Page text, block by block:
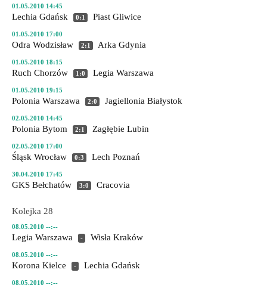
01.05.2010 14:45
Lechia Gdańsk 0:1 Piast Gliwice
01.05.2010 17:00
Odra Wodzisław 2:1 Arka Gdynia
01.05.2010 18:15
Ruch Chorzów 1:0 Legia Warszawa
01.05.2010 19:15
Polonia Warszawa 2:0 Jagiellonia Białystok
02.05.2010 14:45
Polonia Bytom 2:1 Zagłębie Lubin
02.05.2010 17:00
Śląsk Wrocław 0:3 Lech Poznań
30.04.2010 17:45
GKS Bełchatów 3:0 Cracovia
Kolejka 28
08.05.2010 --:--
Legia Warszawa - Wisła Kraków
08.05.2010 --:--
Korona Kielce - Lechia Gdańsk
08.05.2010 --:--